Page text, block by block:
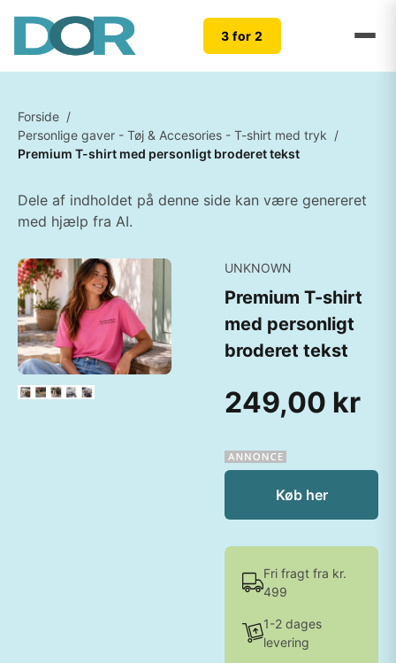
3 for 2
Forside /
Personlige gaver - Tøj & Accesories - T-shirt med tryk /
Premium T-shirt med personligt broderet tekst
Dele af indholdet på denne side kan være genereret
med hjælp fra AI.
UNKNOWN
Premium T-shirt
med personligt
broderet tekst
249,00 kr
Køb her
Fri fragt fra kr.
499
1-2 dages
levering